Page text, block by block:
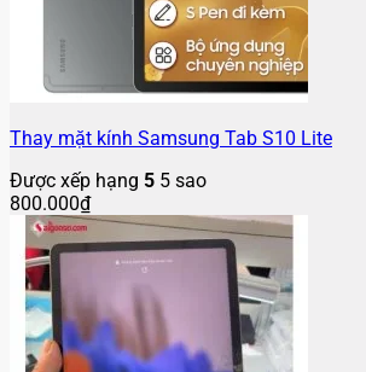
Thay mặt kính Samsung Tab S10 Lite
Được xếp hạng 5 5 sao
800.000₫